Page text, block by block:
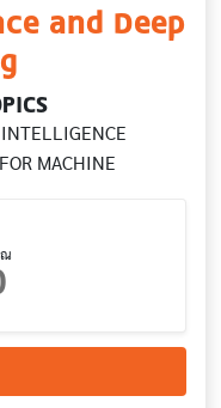
and Deep
MACHINE
ณ
Artificial Intelligence